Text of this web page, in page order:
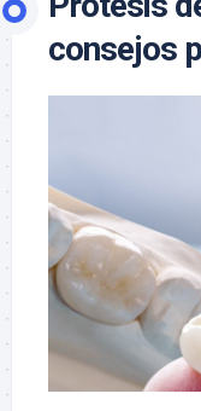
consejos